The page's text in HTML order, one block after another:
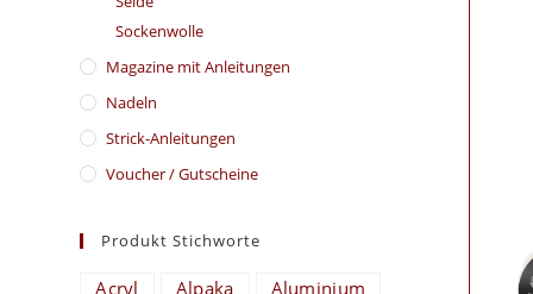
Sockenwolle
Magazine mit Anleitungen
Nadeln
Strick-Anleitungen
Voucher / Gutscheine
Produkt Stichworte
Acryl Alpaka
Aluminium